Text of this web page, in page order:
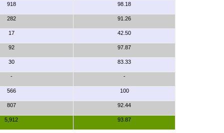
918 98.18
282 91.26
17 42.50
92 97.87
30 83.33
- -
566 100
807 92.44
5,912 93.87
AiRIS...